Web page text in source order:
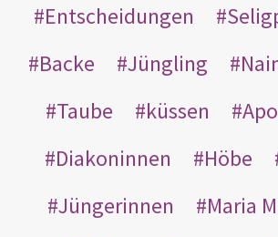
Entscheidungen
Backe
Jüngling
Taube
küssen
Diakoninnen
Höbe
Jüngerinnen
Maria